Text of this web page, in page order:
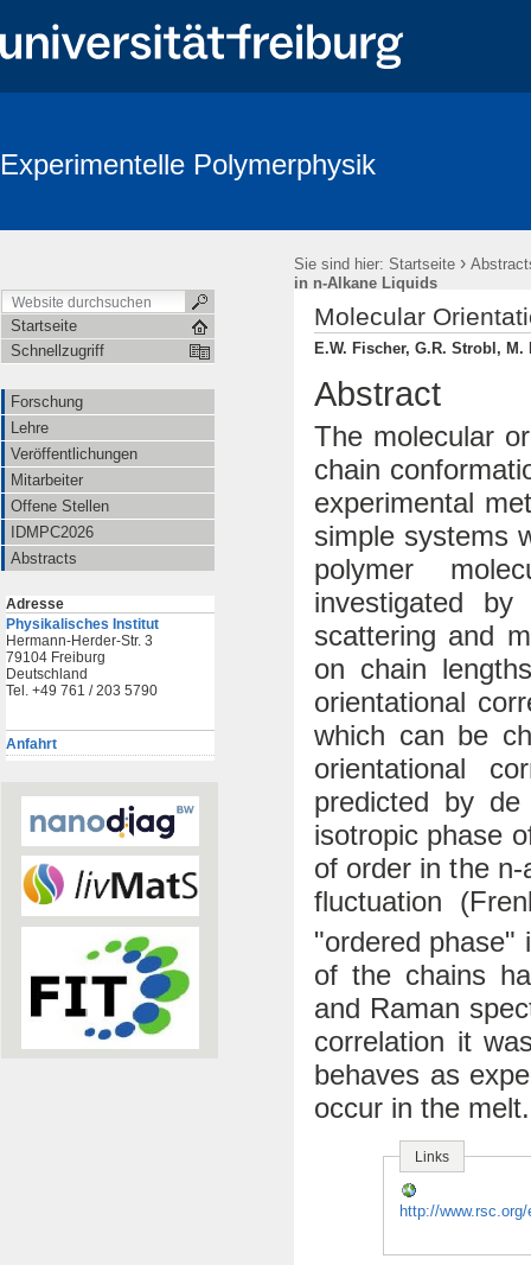
Experimentelle Polymerphysik
Sie sind hier: Startseite ›
in n-Alkane Liquids
Startseite
Schnellzugriff
Forschung
Lehre
Veröffentlichungen
Mitarbeiter
Offene Stellen
IDMPC2026
Abstracts
Adresse
Physikalisches Institut
Hermann-Herder-Str. 3
79104 Freiburg
Deutschland
Tel. +49 761 / 203 5790
Anfahrt
Molecular
E.W. Fischer, G.R. Strobl,
Abstract
The molecular
chain
experimental
simple systems
polymer
investigated
scattering and
on chain
orientational
which can be
orientational
predicted by
isotropic phase
of order in the
fluctuation
"ordered phase"
of the chains
and Raman
correlation it
behaves as
occur in the melt.
Links
http://